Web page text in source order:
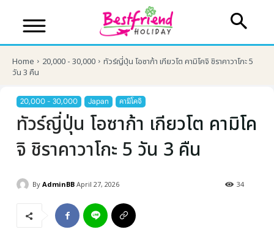
บริษัทเบสเฟรนด์ ฮอลิเดย์
Home 20,000 - 30,000
ทัวร์ญี่ปุ่น โอซาก้า เกียวโต คามิโคจิ ชิราคาวาโกะ 5
วัน 3 คืน
20,000 - 30,000 Japan คามิโคจิ
ทัวร์ญี่ปุ่น โอซาก้า เกียวโต คามิโค
จิ ชิราคาวาโกะ 5 วัน 3 คืน
By AdminBB April 27, 2026 34